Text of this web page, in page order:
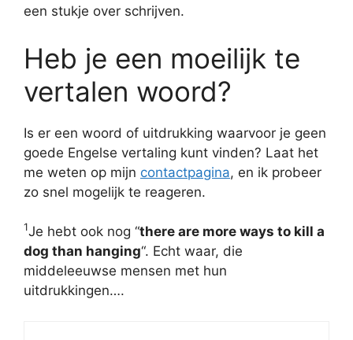
een stukje over schrijven.
Heb je een moeilijk te
vertalen woord?
Is er een woord of uitdrukking waarvoor je geen
goede Engelse vertaling kunt vinden? Laat het
me weten op mijn contactpagina, en ik probeer
zo snel mogelijk te reageren.
1Je hebt ook nog “there are more ways to kill a
dog than hanging“. Echt waar, die
middeleeuwse mensen met hun
uitdrukkingen….